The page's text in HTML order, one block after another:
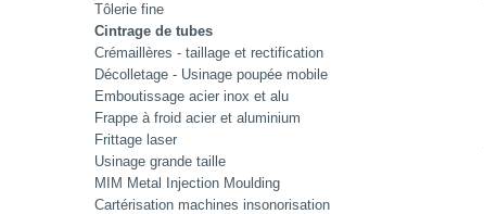
Tôlerie fine
Cintrage de tubes
Crémaillères - taillage et rectification
Décolletage - Usinage poupée mobile
Emboutissage acier inox et alu
Frappe à froid acier et aluminium
Frittage laser
Usinage grande taille
MIM Metal Injection Moulding
Cartérisation machines insonorisation